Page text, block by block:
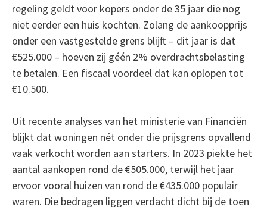
regeling geldt voor kopers onder de 35 jaar die nog
niet eerder een huis kochten. Zolang de aankoopprijs
onder een vastgestelde grens blijft – dit jaar is dat
€525.000 – hoeven zij géén 2% overdrachtsbelasting
te betalen. Een fiscaal voordeel dat kan oplopen tot
€10.500.
Uit recente analyses van het ministerie van Financiën
blijkt dat woningen nét onder die prijsgrens opvallend
vaak verkocht worden aan starters. In 2023 piekte het
aantal aankopen rond de €505.000, terwijl het jaar
ervoor vooral huizen van rond de €435.000 populair
waren. Die bedragen liggen verdacht dicht bij de toen